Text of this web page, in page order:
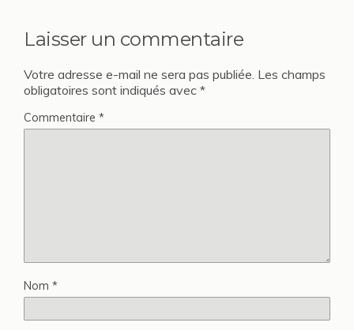
Laisser un commentaire
Votre adresse e-mail ne sera pas publiée. Les champs
obligatoires sont indiqués avec *
Commentaire *
Nom *